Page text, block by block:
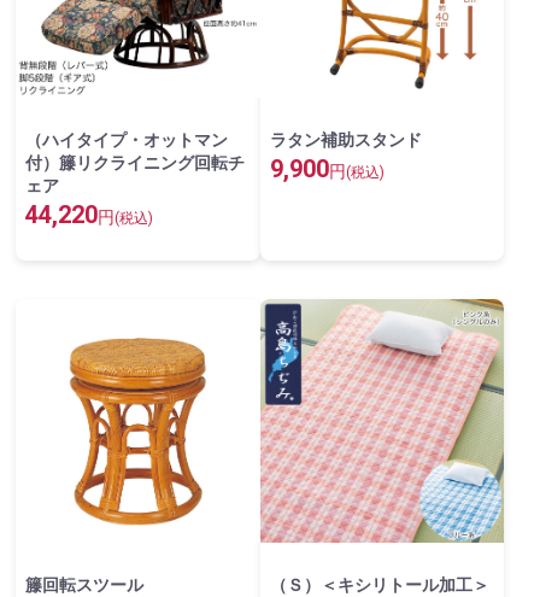
（ハイタイプ・オットマン
付）籐リクライニング回転チ
ェア
44,220円 (税込)
ラタン補助スタンド
9,900円 (税込)
籐回転スツール
（Ｓ）＜キシリトール加工＞